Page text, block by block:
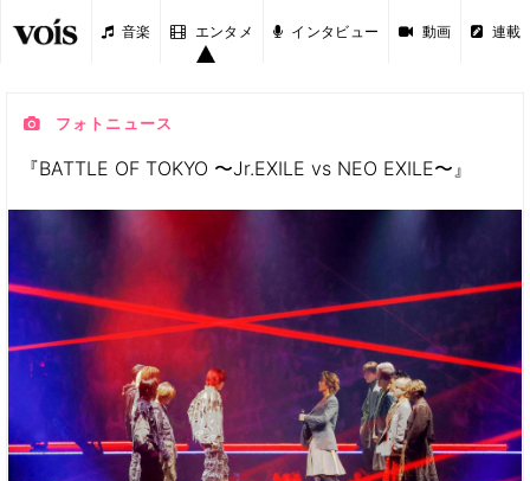
音楽 エンタメ インタビュー 動画 連載
フォトニュース
『BATTLE OF TOKYO 〜Jr.EXILE vs NEO EXILE〜』